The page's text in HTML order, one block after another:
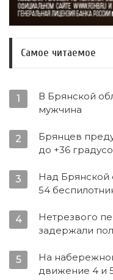
Самое читаемое
1
В Брянской
мужчина
2
Брянцев
до +36
3
Над Брянской
54
4
Нетрезвого
задержали
5
На
движение 4 и